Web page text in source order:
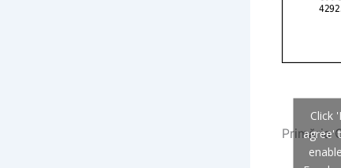
Primăria
Click 'I
agree'
enable